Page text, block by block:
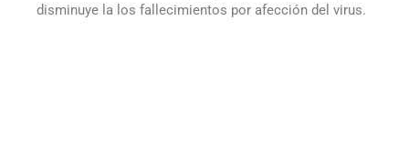
disminuye la los fallecimientos por afección del virus.